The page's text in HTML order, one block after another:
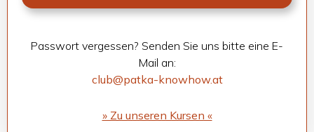
Pass­wort ver­ges­sen? Sen­den Sie uns bitte eine E-
Mail an:
club@patka-knowhow.at
» Zu unse­ren Kur­sen «